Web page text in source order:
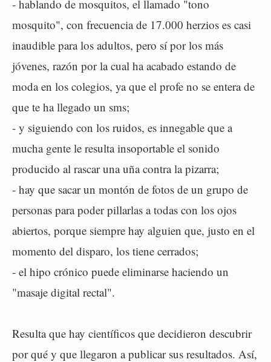
- hablando de mosquitos, el llamado "tono
mosquito", con frecuencia de 17.000 herzios es casi
inaudible para los adultos, pero sí por los más
jóvenes, razón por la cual ha acabado estando de
moda en los colegios, ya que el profe no se entera de
que te ha llegado un sms;
- y siguiendo con los ruidos, es innegable que a
mucha gente le resulta insoportable el sonido
producido al rascar una uña contra la pizarra;
- hay que sacar un montón de fotos de un grupo de
personas para poder pillarlas a todas con los ojos
abiertos, porque siempre hay alguien que, justo en el
momento del disparo, los tiene cerrados;
- el hipo crónico puede eliminarse haciendo un
"masaje digital rectal".
Resulta que hay científicos que decidieron descubrir
por qué y que llegaron a publicar sus resultados. Así,